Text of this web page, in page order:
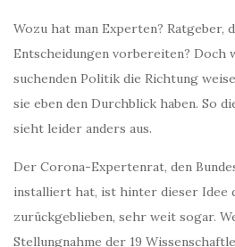
Wozu hat man Experten? Ratgeber,
Entscheidungen vorbereiten? Doch
suchenden Politik die Richtung
sie eben den Durchblick haben. So
sieht leider anders aus.
Der Corona-Expertenrat, den
installiert hat, ist hinter dieser Idee
zurückgeblieben, sehr weit sogar.
Stellungnahme der 19